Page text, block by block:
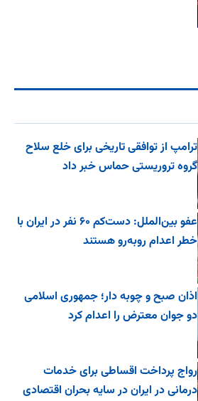
ترامپ از توافقی تاریخی برای خلع ‌سلاح
گروه تروریستی حماس خبر داد
عفو بین‌الملل: دست‌کم ۶۰ نفر در ایران با
خطر اعدام روبه‌رو هستند
اذان صبح و چوبه دار؛ جمهوری اسلامی
دو جوان معترض را اعدام کرد
رواج پرداخت اقساطی برای خدمات
درمانی در ایران در سایه بحران اقتصادی